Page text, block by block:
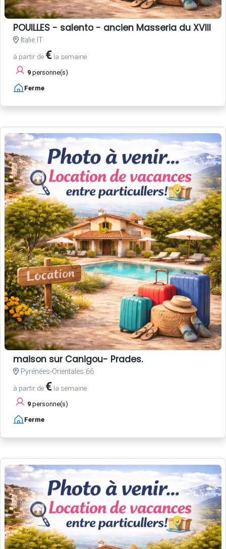
POUILLES - salento - ancien Masseria du XVIII
Italie IT
à partir de € la semaine
9 personne(s)
Ferme
maison sur Canigou- Prades.
Pyrénées-Orientales 66
à partir de € la semaine
9 personne(s)
Ferme